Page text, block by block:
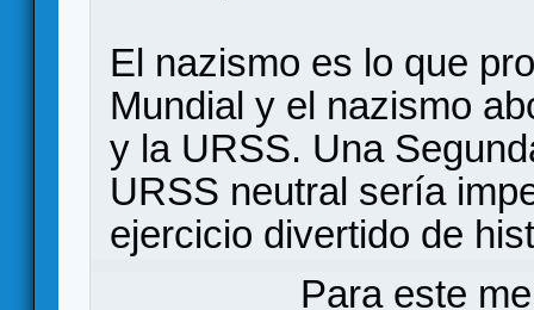
El nazismo es lo que
Mundial y el nazismo
y la URSS. Una
URSS neutral sería
ejercicio divertido de
Para este